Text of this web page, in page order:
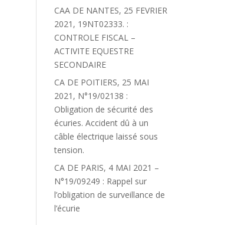
CAA DE NANTES, 25 FEVRIER
2021, 19NT02333. :
CONTROLE FISCAL –
ACTIVITE EQUESTRE
SECONDAIRE
CA DE POITIERS, 25 MAI
2021, N°19/02138 :
Obligation de sécurité des
écuries. Accident dû à un
câble électrique laissé sous
tension.
CA DE PARIS, 4 MAI 2021 –
N°19/09249 : Rappel sur
l’obligation de surveillance de
l’écurie